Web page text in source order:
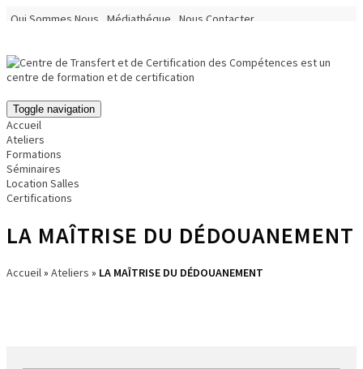
Qui Sommes Nous Médiathéque
Nous Contacter
Toggle navigation
Accueil
Ateliers
Formations
Séminaires
Location Salles
Certifications
LA MAÎTRISE DU DÉDOUANEMENT
Accueil » Ateliers » LA MAÎTRISE DU DÉDOUANEMENT